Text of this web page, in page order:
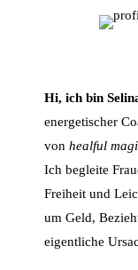
Hi, ich bin
energetischer
von healful
Ich begleite
Freiheit und
um Geld,
eigentliche